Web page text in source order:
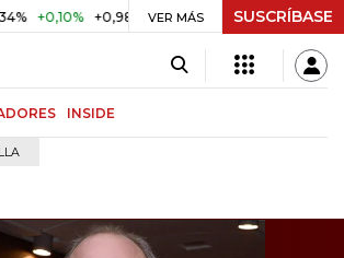
+0,98% UVR $ 416,91 +$ 0,05 +0,01%
VER MÁS SUSCRÍBASE
INSIDE